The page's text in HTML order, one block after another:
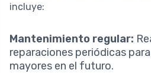
incluye:
Mantenimiento regular:
reparaciones periódicas
mayores en el futuro.